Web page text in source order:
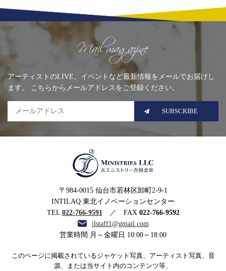
アーティストのLIVE、イベントなど最新情報をメールでお届けし
ます。 こちらからメールアドレスをご登録ください。
SUBSCRIBE
ストリー合同会社
〒984-0015 仙台市若林区卸町2-9-1
INTILAQ 東北イノベーションセンター
TEL 022-766-9591 ／ FAX 022-766-9592
jlstaff1@gmail.com
営業時間 月～金曜日 10:00～18:00
このページに掲載されているジャケット写真、アーティスト写真、音
源、または当サイト内のコンテンツ等、